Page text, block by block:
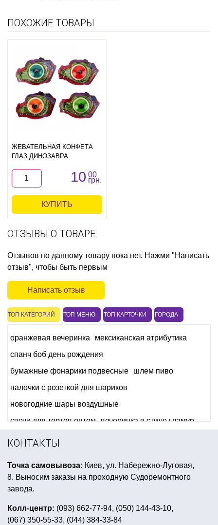
ПОХОЖИЕ ТОВАРЫ
ЖЕВАТЕЛЬНАЯ КОНФЕТА
ГЛАЗ ДИНОЗАВРА
10 00
грн.
КУПИТЬ
ОТЗЫВЫ О ТОВАРЕ
Отзывов по данному товару пока нет. Нажми "Написать
отзыв", чтобы быть первым
Написать отзыв
ТОП КАТЕГОРИЙ ТОП МЕНЮ ТОП КАРТОЧКИ ГОРОДА
оранжевая вечеринка
мексиканская атрибутика
спанч боб день рождения
бумажные фонарики подвесные
шлем пиво
палочки с розеткой для шариков
новогодние шары воздушные
свечи для тортов оптом вечеринка в стиле гламур
деньги сувенирные купить
маленькие воздушные шарики купить
шапка новогодняя детская
серпантин новогодний купить
КОНТАКТЫ
Точка самовывоза: Киев, ул. Набережно-Луговая,
8. Выносим заказы на проходную Судоремонтного
завода.
Колл-центр: (093) 662-77-94, (050) 144-43-10,
(067) 350-55-33, (044) 384-33-84